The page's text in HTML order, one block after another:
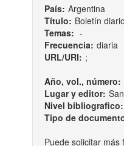
País: Argentina
Título: Boletí­n
Temas: -
Frecuencia: diaria
URL/URI: ;
Año, vol., número:
Lugar y editor:
Nivel bibliografico:
Tipo de
Puede solicitar más